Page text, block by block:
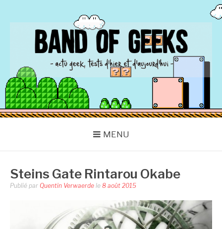
BAND OF GEEKS
Actu Geek d'hier et d'aujourd'hui
MENU
Steins Gate Rintarou Okabe
Publié par Quentin Verwaerde le 8 août 2015